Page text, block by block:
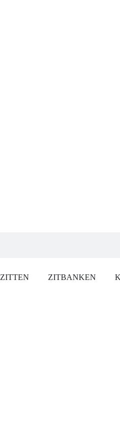
ZITTEN ZITBANKEN